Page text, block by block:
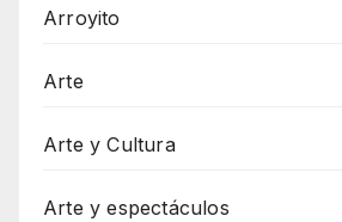
Arroyito
Arte
Arte y Cultura
Arte y espectáculos